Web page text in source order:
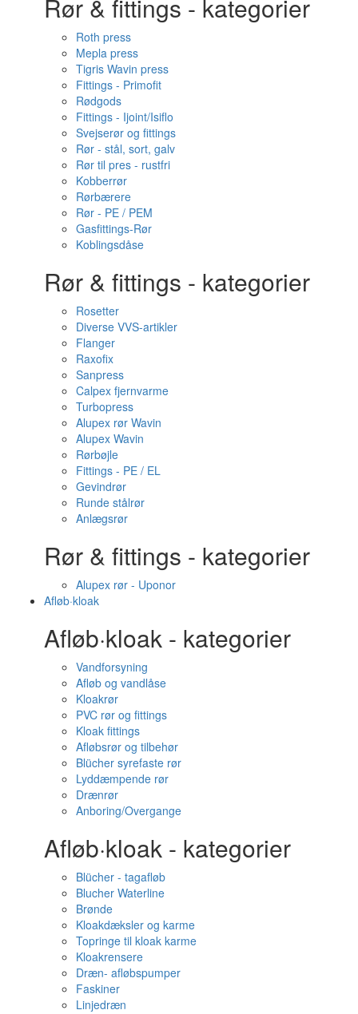
Rør & fittings - kategorier
Roth press
Mepla press
Tigris Wavin press
Fittings - Primofit
Rødgods
Fittings - Ijoint/Isiflo
Svejserør og fittings
Rør - stål, sort, galv
Rør til pres - rustfri
Kobberrør
Rørbærere
Rør - PE / PEM
Gasfittings-Rør
Koblingsdåse
Rør & fittings - kategorier
Rosetter
Diverse VVS-artikler
Flanger
Raxofix
Sanpress
Calpex fjernvarme
Turbopress
Alupex rør Wavin
Alupex Wavin
Rørbøjle
Fittings - PE / EL
Gevindrør
Runde stålrør
Anlægsrør
Rør & fittings - kategorier
Alupex rør - Uponor
Afløb·kloak
Afløb·kloak - kategorier
Vandforsyning
Afløb og vandlåse
Kloakrør
PVC rør og fittings
Kloak fittings
Afløbsrør og tilbehør
Blücher syrefaste rør
Lyddæmpende rør
Drænrør
Anboring/Overgange
Afløb·kloak - kategorier
Blücher - tagafløb
Blucher Waterline
Brønde
Kloakdæksler og karme
Topringe til kloak karme
Kloakrensere
Dræn- afløbspumper
Faskiner
Linjedræn